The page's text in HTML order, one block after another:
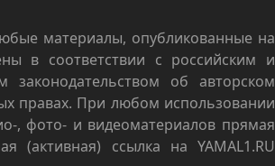
материалы, опубликованные на
в соответствии с российским и
законодательством об авторском
правах. При любом использовании
, фото- и видеоматериалов прямая
(активная) ссылка на YAMAL1.RU